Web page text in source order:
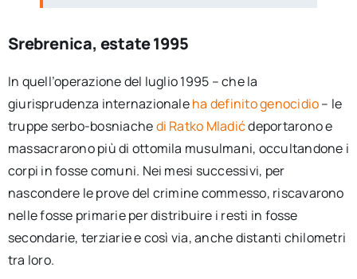
Srebrenica, estate 1995
In quell’operazione del luglio 1995 – che la
giurisprudenza internazionaleha definito genocidio– le
truppe serbo-bosniachedi Ratko Mladićdeportarono e
massacrarono più di ottomila musulmani, occultandone i
corpi in fosse comuni. Nei mesi successivi, per
nascondere le prove del crimine commesso, riscavarono
nelle fosse primarie per distribuire i resti in fosse
secondarie, terziarie e così via, anche distanti chilometri
tra loro.